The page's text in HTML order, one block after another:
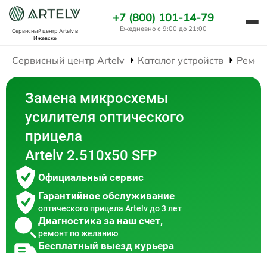
Сервисный центр Artelvв
Ижевске
+7 (800) 101-14-79
Ежедневно с 9:00 до 21:00
Сервисный центр Artelv Каталог устройств
Замена микросхемы
усилителя оптического
прицела
Artelv 2.510x50 SFP
Официальный сервис
Гарантийное обслуживание
оптического прицела Artelv до 3 лет
Диагностика за наш счет,
ремонт по желанию
Бесплатный выезд курьера